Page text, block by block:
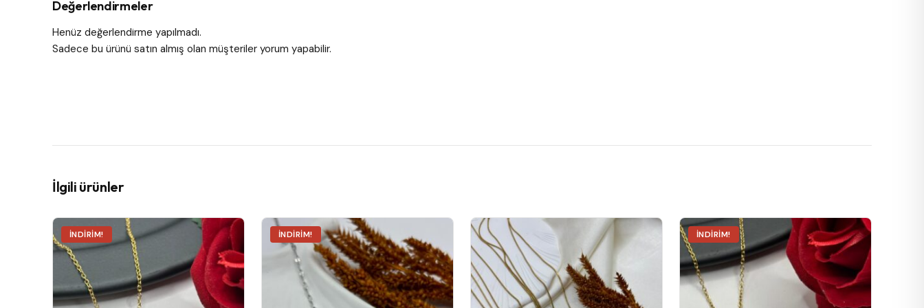
Değerlendirmeler
Henüz değerlendirme yapılmadı.
Sadece bu ürünü satın almış olan müşteriler yorum yapabilir.
İlgili ürünler
İNDIRIM! İNDIRIM!
Bu
ürünün
birden
fazla
varyasyonu
İNDIRIM!